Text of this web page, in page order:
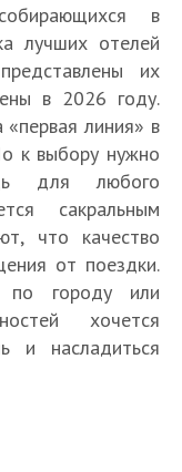
в
лучших отелей
их
в 2026 году.
«первая линия» в
к выбору нужно
для любого
сакральным
что качество
от поездки.
по городу или
хочется
и насладиться